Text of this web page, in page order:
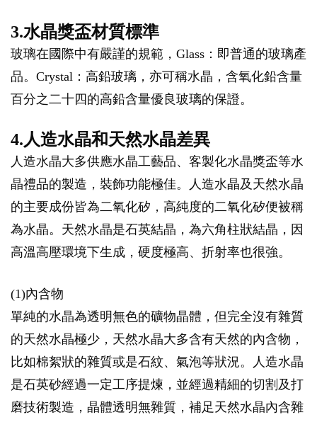
3.水晶獎盃材質標準
玻璃在國際中有嚴謹的規範，Glass：即普通的玻璃產
品。Crystal：高鉛玻璃，亦可稱水晶，含氧化鉛含量
百分之二十四的高鉛含量優良玻璃的保證。
4.人造水晶和天然水晶差異
人造水晶大多供應水晶工藝品、客製化水晶獎盃等水
晶禮品的製造，裝飾功能極佳。人造水晶及天然水晶
的主要成份皆為二氧化矽，高純度的二氧化矽便被稱
為水晶。天然水晶是石英結晶，為六角柱狀結晶，因
高溫高壓環境下生成，硬度極高、折射率也很強。
(1)內含物
單純的水晶為透明無色的礦物晶體，但完全沒有雜質
的天然水晶極少，天然水晶大多含有天然的內含物，
比如棉絮狀的雜質或是石紋、氣泡等狀況。人造水晶
是石英砂經過一定工序提煉，並經過精細的切割及打
磨技術製造，晶體透明無雜質，補足天然水晶內含雜